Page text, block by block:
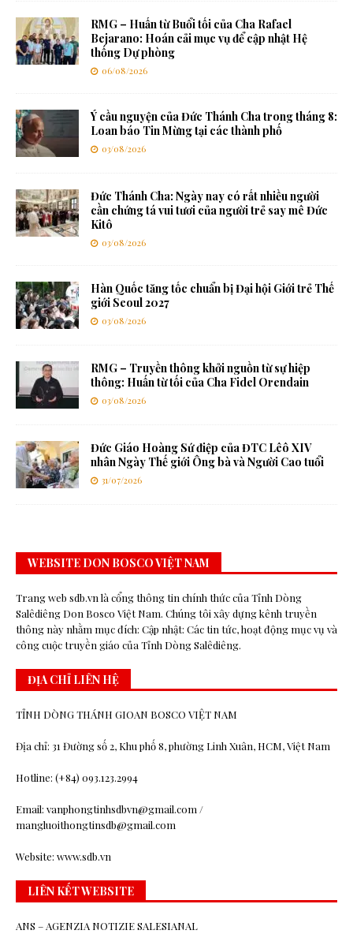
RMG – Huấn từ Buổi tối của Cha Rafael
Bejarano: Hoán cải mục vụ để cập nhật Hệ
thống Dự phòng
06/08/2026
Ý cầu nguyện của Đức Thánh Cha trong tháng 8:
Loan báo Tin Mừng tại các thành phố
03/08/2026
Đức Thánh Cha: Ngày nay có rất nhiều người
cần chứng tá vui tươi của người trẻ say mê Đức
Kitô
03/08/2026
Hàn Quốc tăng tốc chuẩn bị Đại hội Giới trẻ Thế
giới Seoul 2027
03/08/2026
RMG – Truyền thông khởi nguồn từ sự hiệp
thông: Huấn từ tối của Cha Fidel Orendain
03/08/2026
Đức Giáo Hoàng Sứ điệp của ĐTC Lêô XIV
nhân Ngày Thế giới Ông bà và Người Cao tuổi
31/07/2026
WEBSITE DON BOSCO VIỆT NAM
Trang web sdb.vn là cổng thông tin chính thức của Tỉnh Dòng
Salêdiêng Don Bosco Việt Nam. Chúng tôi xây dựng kênh truyền
thông này nhằm mục đích: Cập nhật: Các tin tức, hoạt động mục vụ và
công cuộc truyền giáo của Tỉnh Dòng Salêdiêng.
ĐỊA CHỈ LIÊN HỆ
TỈNH DÒNG THÁNH GIOAN BOSCO VIỆT NAM
Địa chỉ: 31 Đường số 2, Khu phố 8, phường Linh Xuân, HCM, Việt Nam
Hotline: (+84) 093.123.2994
Email: vanphongtinhsdbvn@gmail.com /
mangluoithongtinsdb@gmail.com
Website: www.sdb.vn
LIÊN KẾT WEBSITE
ANS – AGENZIA NOTIZIE SALESIANAL